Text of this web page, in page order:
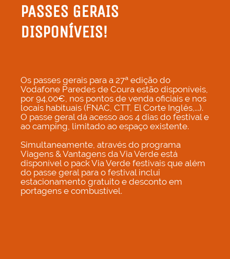
PASSES GERAIS
DISPONÍVEIS!
Os passes gerais para a 27ª edição do
Vodafone Paredes de Coura estão disponíveis,
por 94,00€, nos pontos de venda oficiais e nos
locais habituais (FNAC, CTT, El Corte Inglês,...).
O passe geral dá acesso aos 4 dias do festival e
ao camping, limitado ao espaço existente.
Simultaneamente, através do programa
Viagens & Vantagens da Via Verde está
disponível o pack Via Verde festivais que além
do passe geral para o festival inclui
estacionamento gratuito e desconto em
portagens e combustível.